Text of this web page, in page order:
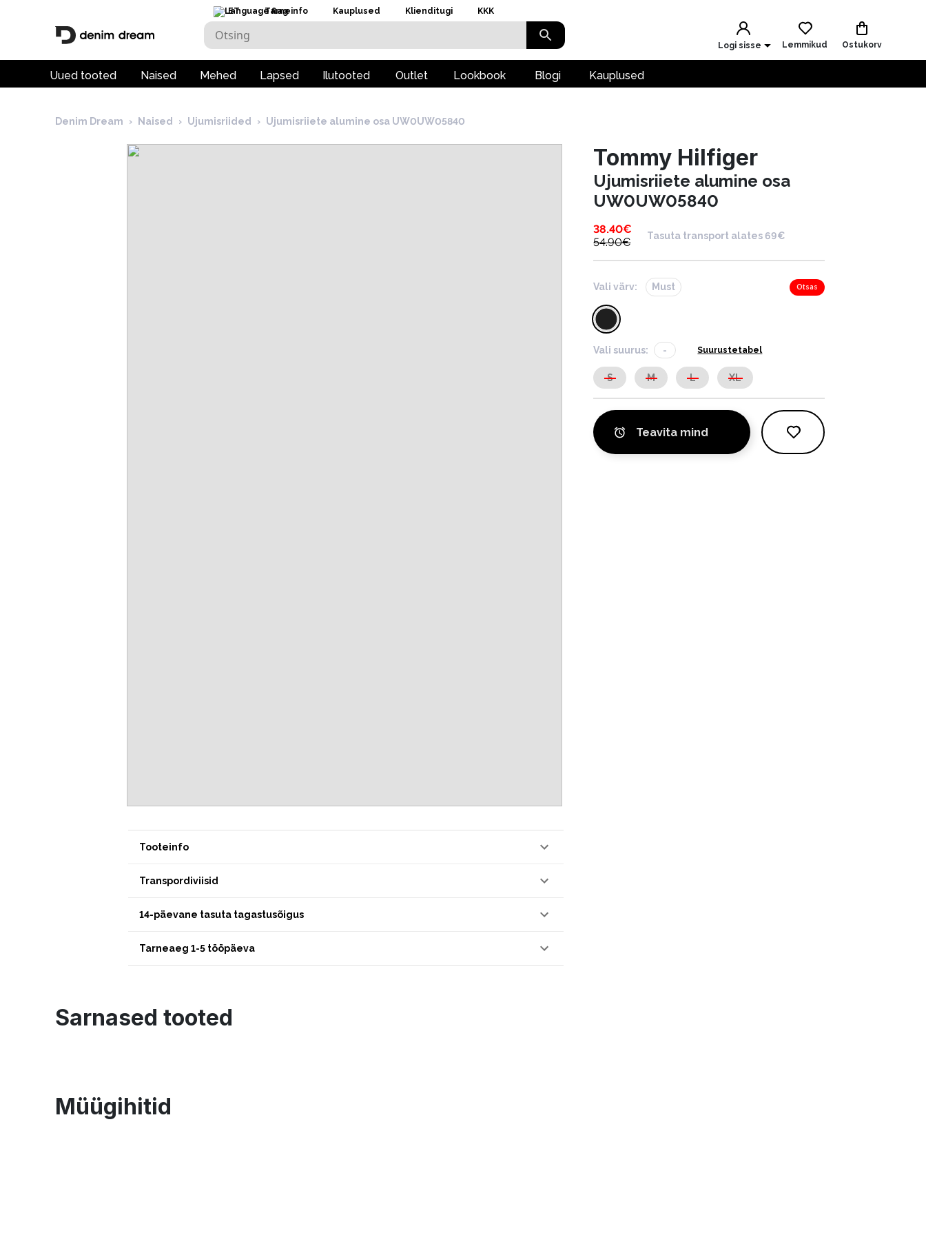
ET Tarneinfo Kauplused Klienditugi KKK
Logi sisse Lemmikud Ostukorv
Uued tooted Naised Mehed Lapsed Ilutooted Outlet Lookbook Blogi Kauplused
Denim Dream › Naised › Ujumisriided › Ujumisriiete alumine osa UW0UW05840
Tooteinfo
Transpordiviisid
14-päevane tasuta tagastusõigus
Tarneaeg 1-5 tööpäeva
Tommy Hilfiger
Ujumisriiete alumine osa
UW0UW05840
38.40€
54.90€
Tasuta transport alates 69€
Vali värv: Must Otsas
Vali suurus: - Suurustetabel
S M L XL
Teavita mind
Sarnased tooted
Müügihitid